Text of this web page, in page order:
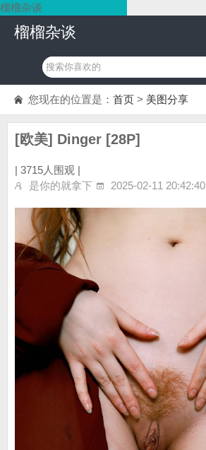
榴榴杂谈
榴榴杂谈
您现在的位置是： 首页 > 美图分享
[欧美] Dinger [28P]
| 3715人围观 |
是你的就拿下
2025-02-11 20:42:40